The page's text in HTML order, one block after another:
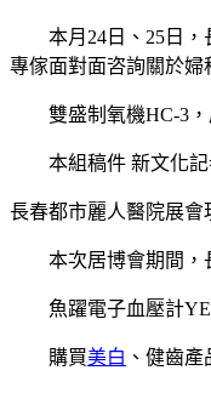
本月24日、25日，長
專傢面對面咨詢關於婦
雙盛制氧機HC-3，
本組稿件 新文化記
長春都市麗人醫院展會
本次居博會期間，
魚躍電子血壓計
購買美白 、健齒